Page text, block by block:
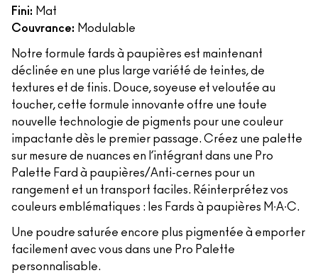
Fini: Mat
Couvrance: Modulable
Notre formule fards à paupières est maintenant
déclinée en une plus large variété de teintes, de
textures et de finis. Douce, soyeuse et veloutée au
toucher, cette formule innovante offre une toute
nouvelle technologie de pigments pour une couleur
impactante dès le premier passage. Créez une palette
sur mesure de nuances en l’intégrant dans une Pro
Palette Fard à paupières/Anti-cernes pour un
rangement et un transport faciles. Réinterprétez vos
couleurs emblématiques : les Fards à paupières M∙A∙C.
Une poudre saturée encore plus pigmentée à emporter
facilement avec vous dans une Pro Palette
personnalisable.